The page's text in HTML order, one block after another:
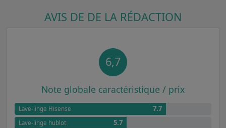
AVIS DE DE LA RÉDACTION
6,7
Note globale caractéristique / prix
Lave-linge Hisense 7.7
Lave-linge hublot 5.7